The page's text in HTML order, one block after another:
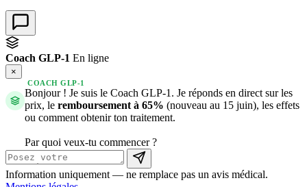
Coach GLP-1 En ligne
×
COACH GLP-1
Bonjour ! Je suis le Coach GLP-1. Je réponds en direct sur les
prix, le remboursement à 65% (nouveau au 15 juin), les effets
ou comment obtenir ton traitement.
Par quoi veux-tu commencer ?
Information uniquement — ne remplace pas un avis médical.